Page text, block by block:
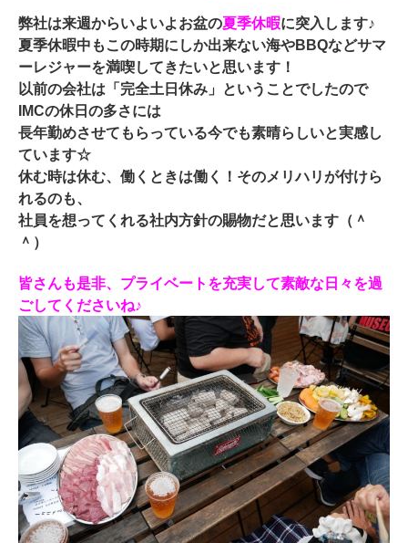
弊社は来週からいよいよお盆の夏季休暇に突入します♪
夏季休暇中もこの時期にしか出来ない海やBBQなどサマ
ーレジャーを満喫してきたいと思います！
以前の会社は「完全土日休み」ということでしたので
IMCの休日の多さには
長年勤めさせてもらっている今でも素晴らしいと実感し
ています☆
休む時は休む、働くときは働く！そのメリハリが付けら
れるのも、
社員を想ってくれる社内方針の賜物だと思います（＾
＾）
皆さんも是非、プライベートを充実して素敵な日々を過
ごしてくださいね♪